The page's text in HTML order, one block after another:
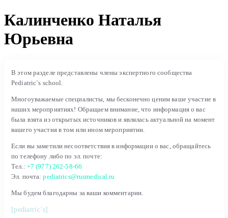
Калинченко Наталья
Юрьевна
В этом разделе представлены члены экспертного сообщества
Pediatric`s school.
Многоуважаемые специалисты, мы бесконечно ценим ваше участие в
наших мероприятиях! Обращаем внимание, что информация о вас
была взята из открытых источников и являлась актуальной на момент
вашего участия в том или ином мероприятии.
Если вы заметили несоответствия в информации о вас, обращайтесь
по телефону либо по эл. почте:
Тел.: +7 (977) 262-58-66
Эл. почта:pediatrics@rusmedical.ru
Мы будем благодарны за ваши комментарии.
[pediatric`s]